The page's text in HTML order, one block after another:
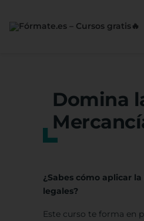
Domina
¿Sabes cómo aplicar
legales?
Este curso te forma en